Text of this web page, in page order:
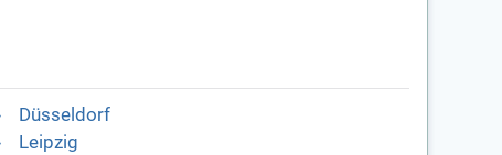
Düsseldorf
Leipzig